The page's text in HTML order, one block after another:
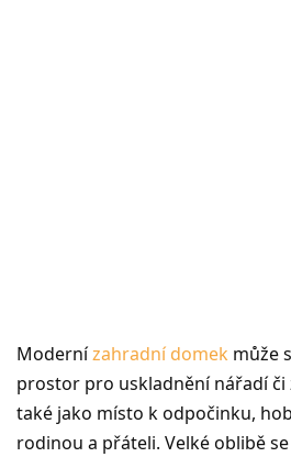
Modernízahradní domek může
prostor pro uskladnění nářadí či
také jako místo k odpočinku,
rodinou a přáteli. Velké oblibě